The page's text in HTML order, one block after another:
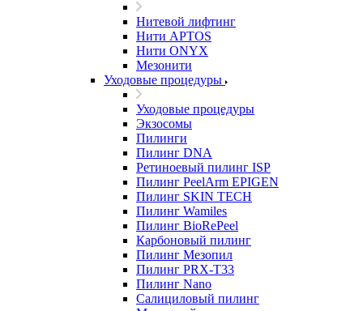
Нитевой лифтинг
Нити APTOS
Нити ONYX
Мезонити
Уходовые процедуры
Уходовые процедуры
Экзосомы
Пилинги
Пилинг DNA
Ретиноевый пилинг ISP
Пилинг PeelArm EPIGEN
Пилинг SKIN TECH
Пилинг Wamiles
Пилинг BioRePeel
Карбоновый пилинг
Пилинг Мезопил
Пилинг PRX-T33
Пилинг Nano
Салициловый пилинг